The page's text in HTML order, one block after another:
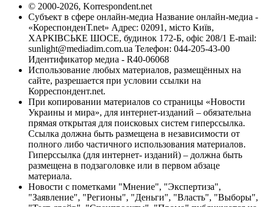
© 2000-2026, Korrespondent.net
Субъект в сфере онлайн-медиа Название онлайн-медиа -
«КореспонденТ.net» Адрес: 02091, місто Київ,
ХАРКІВСЬКЕ ШОСЕ, будинок 172-Б, офіс 208/1 E-mail:
sunlight@mediadim.com.ua Телефон: 044-205-43-00
Идентификатор медиа - R40-06068
Использование любых материалов, размещённых на
сайте, разрешается при условии ссылки на
Корреспондент.net.
При копировании материалов со страницы «Новости
Украины и мира», для интернет-изданий – обязательна
прямая открытая для поисковых систем гиперссылка.
Ссылка должна быть размещена в независимости от
полного либо частичного использования материалов.
Гиперссылка (для интернет- изданий) – должна быть
размещена в подзаголовке или в первом абзаце
материала.
Новости с пометками "Мнение", "Экспертиза",
"Заявление", "Регионы", "Деньги", "Власть", "Выборы",